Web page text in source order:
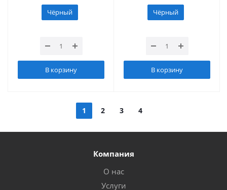
Чёрный
В корзину
Чёрный
В корзину
1 2 3 4
Компания
О нас
Услуги